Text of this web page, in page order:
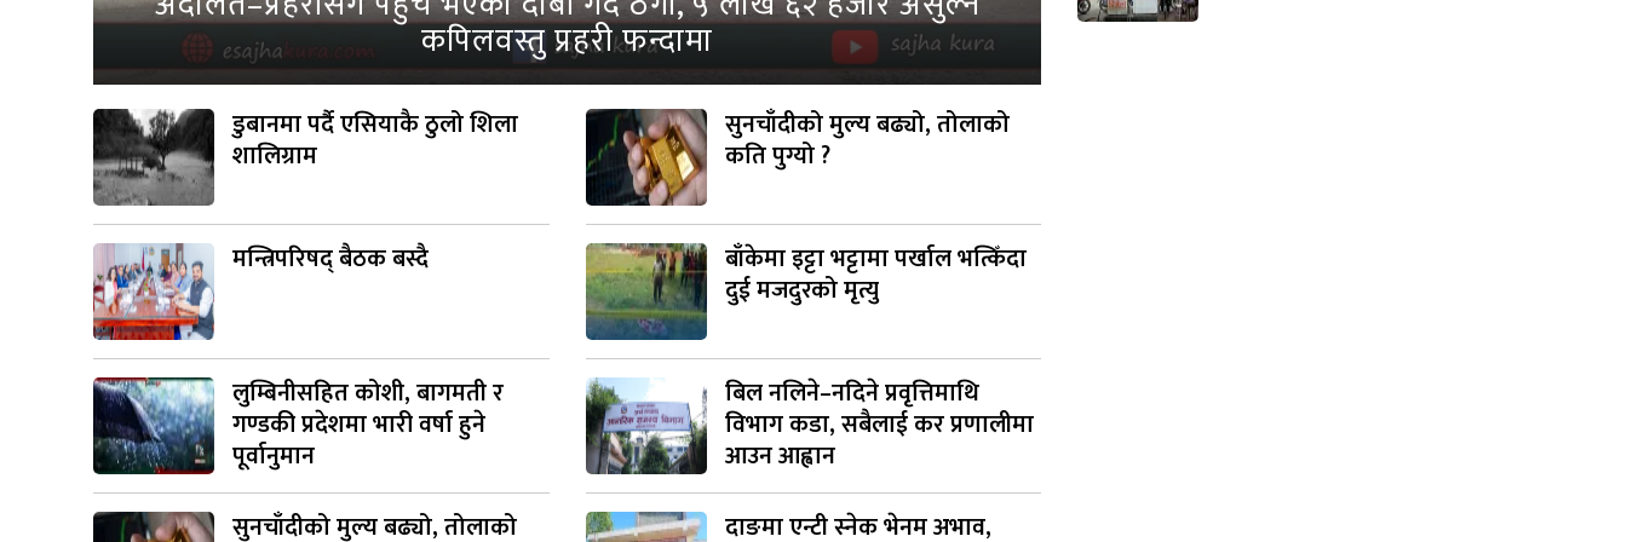
कपिलवस्तु प्रहरी फन्दामा
डुबानमा पर्दै एसियाकै ठुलो शिला
शालिग्राम
मन्त्रिपरिषद् बैठक बस्दै
लुम्बिनीसहित कोशी, बागमती र
गण्डकी प्रदेशमा भारी वर्षा हुने
पूर्वानुमान
सुनचाँदीको मुल्य बढ्यो, तोलाको
सुनचाँदीको मुल्य बढ्यो, तोलाको
कति पुग्यो ?
बाँकेमा इट्टा भट्टामा पर्खाल भत्किँदा
दुई मजदुरको मृत्यु
बिल नलिने–नदिने प्रवृत्तिमाथि
विभाग कडा, सबैलाई कर प्रणालीमा
आउन आह्वान
दाङमा एन्टी स्नेक भेनम अभाव,